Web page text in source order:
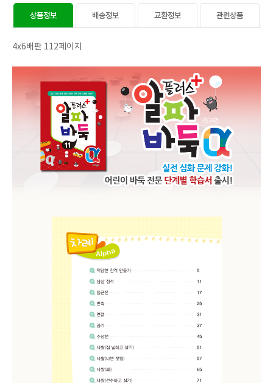
상품정보 배송정보 교환정보 관련상품
4x6배판 112페이지